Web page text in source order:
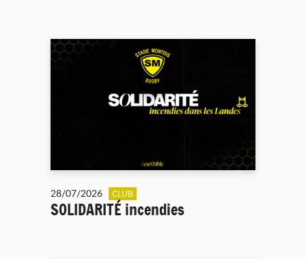
28/07/2026 CLUB
SOLIDARITÉ incendies